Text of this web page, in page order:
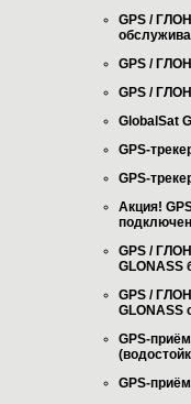
GPS /
GPS /
GPS /
GlobalSat
GPS-
GPS-
Акция!
GPS /
GLONASS
GPS /
GLONASS
GPS-
GPS-